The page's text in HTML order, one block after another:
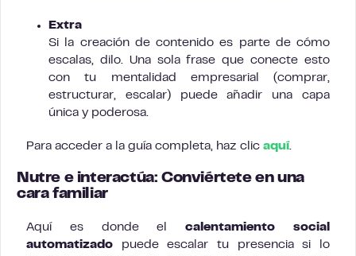
Extra
Si la creación de contenido es parte de cómo
escalas, dilo. Una sola frase que conecte esto
con tu mentalidad empresarial (comprar,
estructurar, escalar) puede añadir una capa
única y poderosa.
Para acceder a la guía completa, haz clic aquí.
Nutre e interactúa: Conviértete en una
cara familiar
Aquí es donde elcalentamiento social
automatizado puede escalar tu presencia si lo